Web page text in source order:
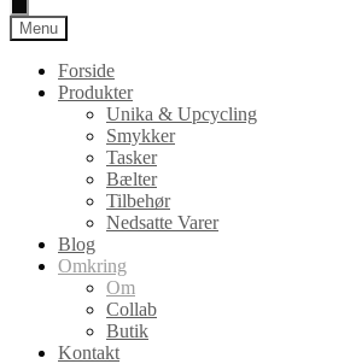
Menu
Forside
Produkter
Unika & Upcycling
Smykker
Tasker
Bælter
Tilbehør
Nedsatte Varer
Blog
Omkring
Om
Collab
Butik
Kontakt